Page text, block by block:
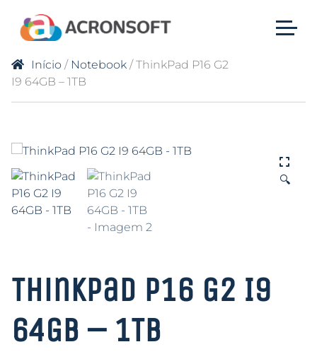
Início / Notebook / ThinkPad P16 G2
I9 64GB – 1TB
🔍
ThinkPad P16 G2 I9
64GB – 1TB